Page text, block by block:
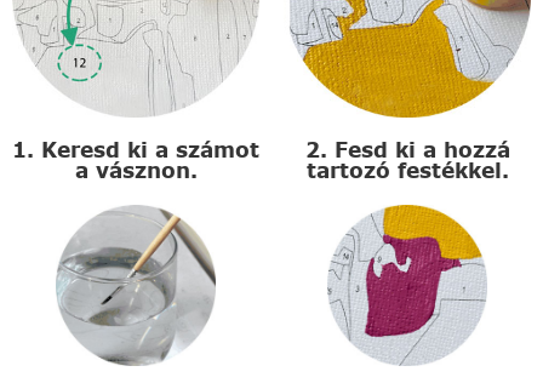
1. Keresd ki a számot
a vásznon.
2. Fesd ki a hozzá
tartozó festékkel.